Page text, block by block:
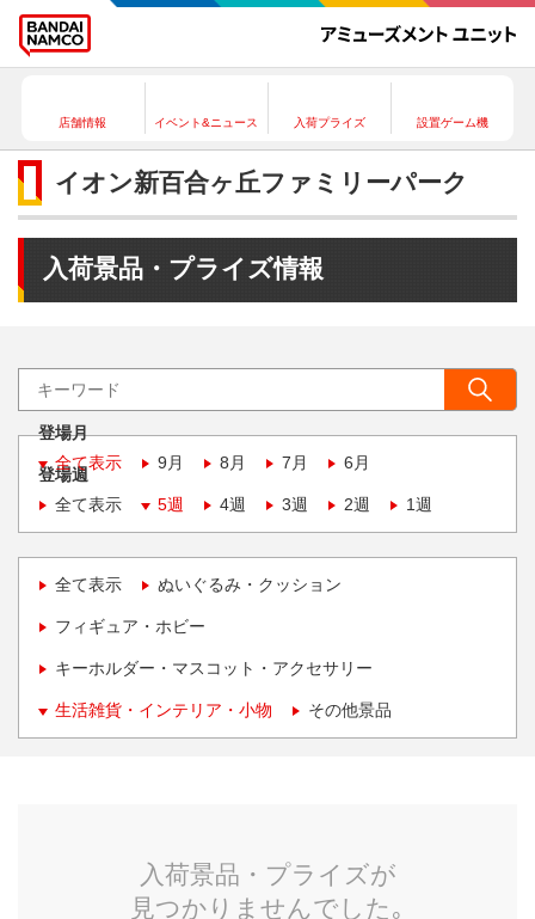
店舗情報 イベント&ニュース 入荷プライズ 設置ゲーム機
イオン新百合ヶ丘ファミリーパーク
入荷景品・プライズ情報
登場月
全て表示
9月 8月 7月 6月
登場週
全て表示
5週 4週 3週 2週 1週
全て表示 ぬいぐるみ・クッション
フィギュア・ホビー
キーホルダー・マスコット・アクセサリー
生活雑貨・インテリア・小物 その他景品